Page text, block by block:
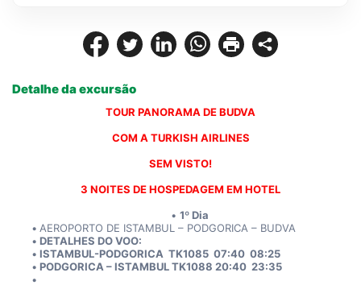
Detalhe da excursão
TOUR PANORAMA DE BUDVA
COM A TURKISH AIRLINES
SEM VISTO!
3 NOITES DE HOSPEDAGEM EM HOTEL
1º Dia
AEROPORTO DE ISTAMBUL – PODGORICA – BUDVA
DETALHES DO VOO:
ISTAMBUL-PODGORICA  TK1085  07:40  08:25
PODGORICA – ISTAMBUL TK1088 20:40  23:35